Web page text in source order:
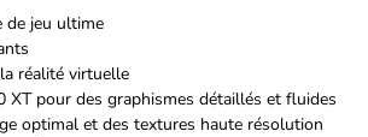
de jeu ultime
réalité virtuelle
XT pour des graphismes détaillés et fluides
optimal et des textures haute résolution